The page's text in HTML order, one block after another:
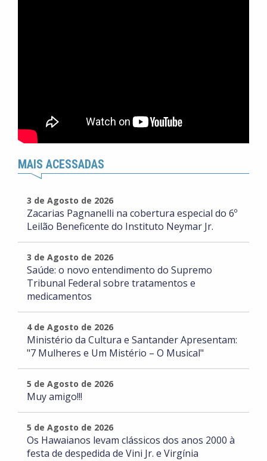
MAIS ACESSADAS
3 de Agosto de 2026
Zacarias Pagnanelli na cobertura especial do 6º
Leilão Beneficente do Instituto Neymar Jr.
3 de Agosto de 2026
Saúde: o novo entendimento do Supremo
Tribunal Federal sobre tratamentos e
medicamentos
4 de Agosto de 2026
Ministério da Cultura e Santander Apresentam:
"7 Mulheres e Um Mistério – O Musical"
5 de Agosto de 2026
Muy amigo!!!
5 de Agosto de 2026
Os Hawaianos levam clássicos dos anos 2000 à
festa de despedida de Vini Jr. e Virgínia